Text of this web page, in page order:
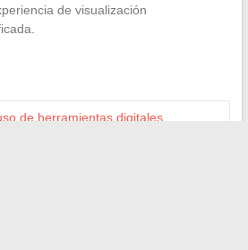
de visualización
de herramientas digitales